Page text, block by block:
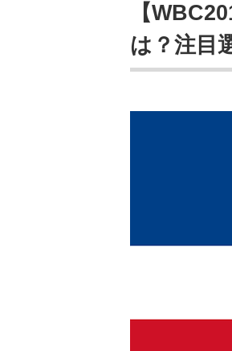
【
は？注目